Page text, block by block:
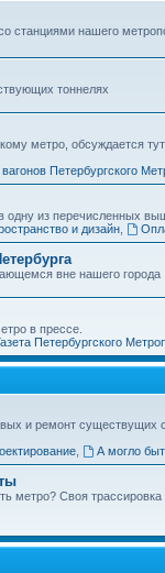
станциями нашего
тоннелях
метро, обсуждается тут
Петербургского
одну из перечисленных
и дизайн,
вне нашего города
в прессе.
Петербургского
и ремонт существущих
, А могло
метро? Своя